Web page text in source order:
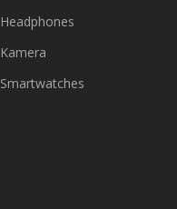
Headphones
Kamera
Smartwatches